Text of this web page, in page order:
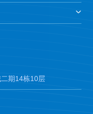
期14栋10层